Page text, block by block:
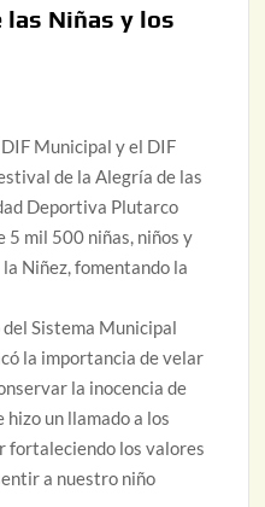
las Niñas y los
Municipal y el DIF
de la Alegría de las
Deportiva Plutarco
5 mil 500 niñas, niños y
Niñez, fomentando la
Sistema Municipal
la importancia de velar
la inocencia de
hizo un llamado a los
fortaleciendo los valores
a nuestro niño